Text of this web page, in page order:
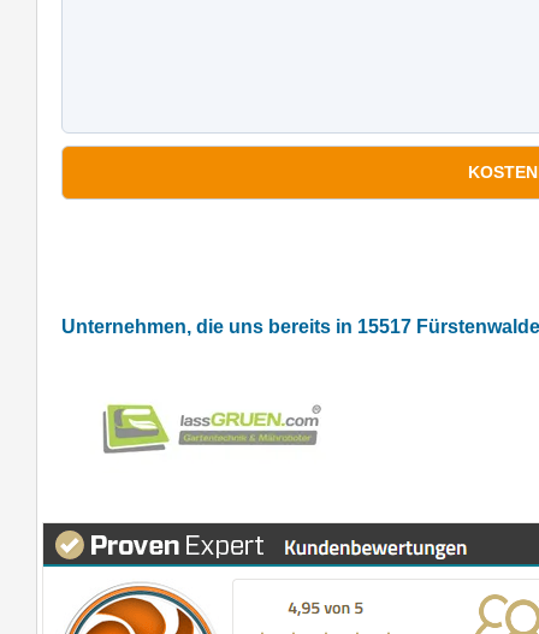
Unternehmen, die uns bereits in 15517